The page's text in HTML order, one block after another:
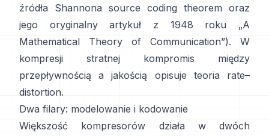
źródła Shannona source coding theorem oraz
jego oryginalny artykuł z 1948 roku
„A
Mathematical Theory of Communication”). W
kompresji stratnej kompromis między
przepływnością a jakością opisuje
teoria rate–
distortion.
Dwa filary: modelowanie i kodowanie
Większość kompresorów działa w dwóch